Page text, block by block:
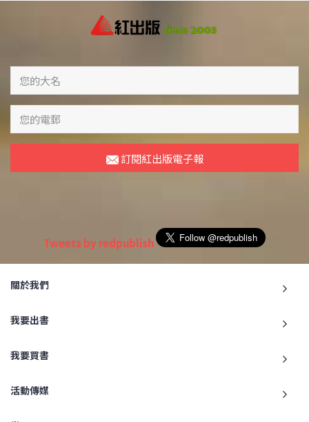
訂閱紅出版電子報
Tweets by redpublish
關於我們
我要出書
我要買書
活動傳媒